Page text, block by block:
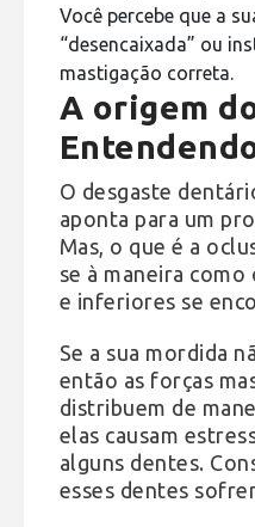
Você percebe que a
“desencaixada” ou
mastigação correta.
A origem
O desgaste
aponta para um
Mas, o que é a
se à maneira
e inferiores se
Se a sua mordida
então as forças
distribuem de
elas causam
alguns dentes.
esses dentes